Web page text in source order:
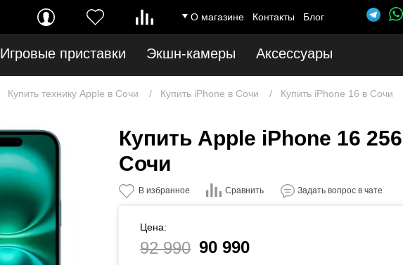
О магазине Контакты Блог
Игровые приставки Экшн-камеры Аксессуары
Купить технику Apple в Сочи Купить iPhone в Сочи Купить iPhone 16 в Сочи
Купить Apple iPhone 16
Сочи
В избранное Сравнить Задать вопрос в чате
Цена:
92 990 90 990